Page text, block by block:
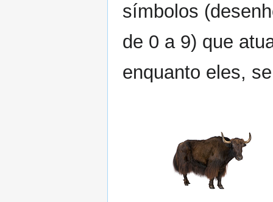
símbolos
de 0 a 9) que
enquanto eles,